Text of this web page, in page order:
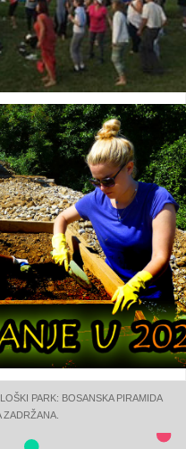
PARK: BOSANSKA PIRAMIDA
ZADRŽANA.